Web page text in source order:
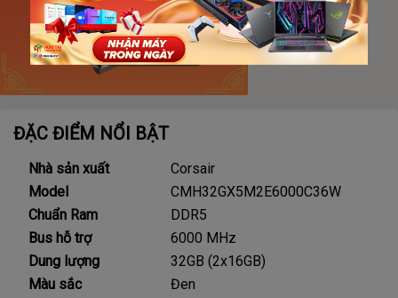
ĐẶC ĐIỂM NỔI BẬT
Nhà sản xuất
Corsair
Model
CMH32GX5M2E6000C36W
Chuẩn Ram
DDR5
Bus hỗ trợ
6000 MHz
Dung lượng
32GB (2x16GB)
Màu sắc
Đen